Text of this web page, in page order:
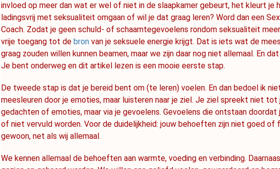
invloed op meer dan wat er wel of niet in de slaapkamer gebeurt, het kleurt je
ladingsvrij met seksualiteit omgaan of wil je dat graag leren? Word dan een
Coach. Zodat je geen schuld- of schaamtegevoelens rondom seksualiteit
vrije toegang tot de bron van je seksuele energie krijgt. Dat is iets wat de
graag zouden willen kunnen beamen, maar we zijn daar nog niet allemaal. En
Je bent onderweg en dit artikel lezen is een mooie eerste stap.
De tweede stap is dat je bereid bent om (te leren) voelen. En dan bedoel ik
meesleuren door je emoties, maar luisteren naar je ziel. Je ziel spreekt niet tot
gedachten of emoties, maar via je gevoelens. Gevoelens die ontstaan doordat
of niet vervuld worden. Voor de duidelijkheid: jouw behoeften zijn niet goed of
gewoon, net als wij allemaal.
We kennen allemaal de behoeften aan warmte, voeding en verbinding.